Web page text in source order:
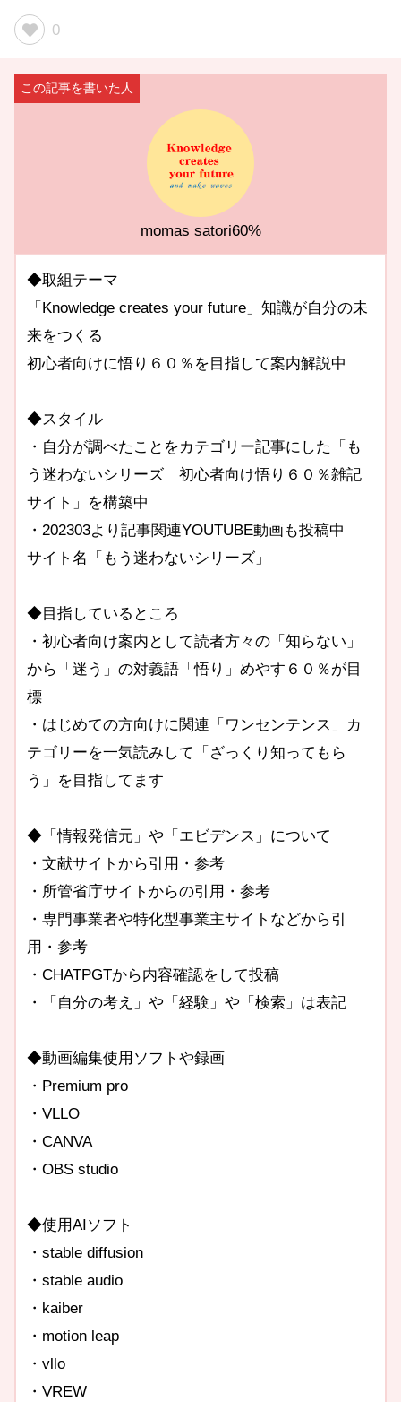
0
momas satori60%
◆取組テーマ
「Knowledge creates your future」知識が自分の未
来をつくる
初心者向けに悟り６０％を目指して案内解説中
◆スタイル
・自分が調べたことをカテゴリー記事にした「も
う迷わないシリーズ 初心者向け悟り６０％雑記
サイト」を構築中
・202303より記事関連YOUTUBE動画も投稿中
サイト名「もう迷わないシリーズ」
◆目指しているところ
・初心者向け案内として読者方々の「知らない」
から「迷う」の対義語「悟り」めやす６０％が目
標
・はじめての方向けに関連「ワンセンテンス」カ
テゴリーを一気読みして「ざっくり知ってもら
う」を目指してます
◆「情報発信元」や「エビデンス」について
・文献サイトから引用・参考
・所管省庁サイトからの引用・参考
・専門事業者や特化型事業主サイトなどから引
用・参考
・CHATPGTから内容確認をして投稿
・「自分の考え」や「経験」や「検索」は表記
◆動画編集使用ソフトや録画
・Premium pro
・VLLO
・CANVA
・OBS studio
◆使用AIソフト
・stable diffusion
・stable audio
・kaiber
・motion leap
・vllo
・VREW